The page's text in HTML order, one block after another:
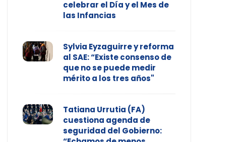
celebrar el Día y el Mes de
las Infancias
Sylvia Eyzaguirre y reforma
al SAE: “Existe consenso de
que no se puede medir
mérito a los tres años"
Tatiana Urrutia (FA)
cuestiona agenda de
seguridad del Gobierno: